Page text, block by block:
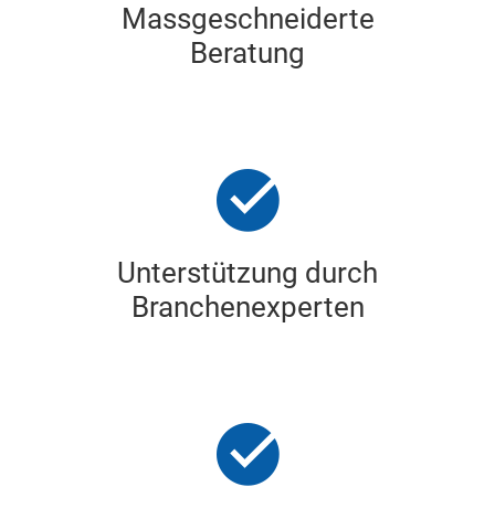
Massgeschneiderte
Beratung
Unterstützung durch
Branchenexperten